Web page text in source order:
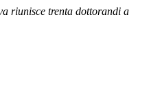
riunisce trenta dottorandi a